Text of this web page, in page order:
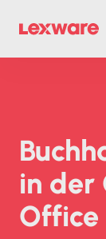
in der
Office